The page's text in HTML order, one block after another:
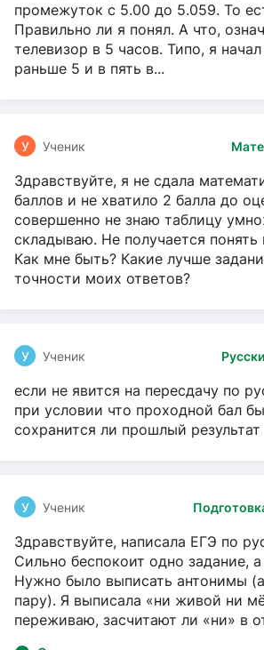
промежуток с 5.00 до 5.059. То
Правильно ли я понял. А что,
телевизор в 5 часов. Типо, я
раньше 5 и в пять в...
У Ученик
Здравствуйте, я не сдала
баллов и не хватило 2 балла до
совершенно не знаю таблицу
складываю. Не получается понять
Как мне быть? Какие лучше
точности моих ответов?
У Ученик
если не явится на пересдачу по
при условии что проходной бал
сохранится ли прошлый результат
У Ученик
Здравствуйте, написала ЕГЭ по
Сильно беспокоит одно задание,
Нужно было выписать антонимы
пару). Я выписала «ни живой ни
переживаю, засчитают ли «ни» в